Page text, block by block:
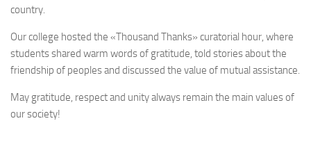
country.
Our college hosted the «Thousand Thanks» curatorial hour, where
students shared warm words of gratitude, told stories about the
friendship of peoples and discussed the value of mutual assistance.
May gratitude, respect and unity always remain the main values of
our society!